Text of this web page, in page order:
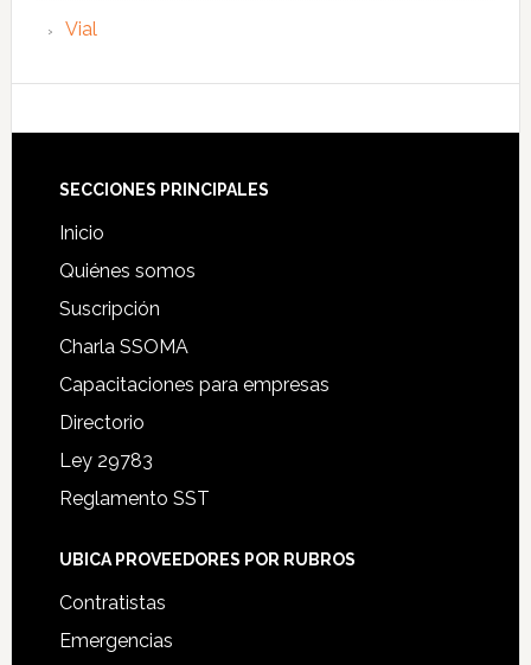
Vial
Footer
SECCIONES PRINCIPALES
Inicio
Quiénes somos
Suscripción
Charla SSOMA
Capacitaciones para empresas
Directorio
Ley 29783
Reglamento SST
UBICA PROVEEDORES POR RUBROS
Contratistas
Emergencias